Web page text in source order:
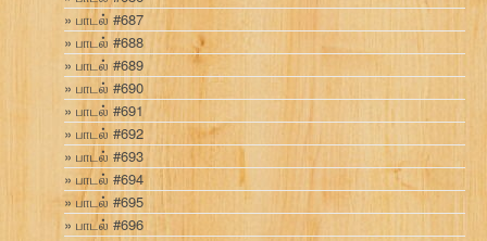
பாடல் #687
பாடல் #688
பாடல் #689
பாடல் #690
பாடல் #691
பாடல் #692
பாடல் #693
பாடல் #694
பாடல் #695
பாடல் #696